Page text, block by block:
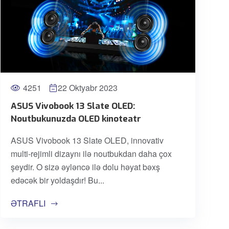
4251
22 Oktyabr 2023
ASUS Vivobook 13 Slate OLED:
Noutbukunuzda OLED kinoteatr
ASUS Vivobook 13 Slate OLED, innovativ
multi-rejimli dizaynı ilə noutbukdan daha çox
şeydir. O sizə əyləncə ilə dolu həyat bəxş
edəcək bir yoldaşdır! Bu
ƏTRAFLI